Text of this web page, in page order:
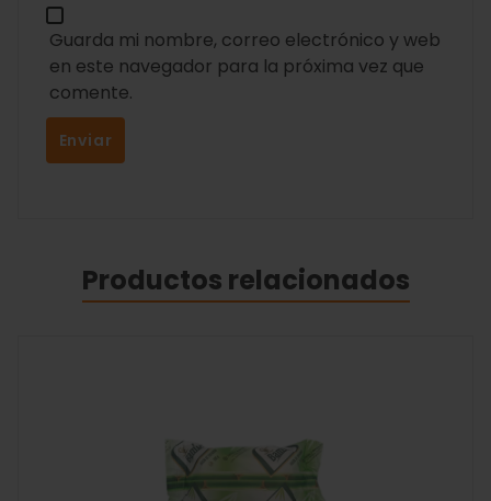
Guarda mi nombre, correo electrónico y web
en este navegador para la próxima vez que
comente.
Productos relacionados